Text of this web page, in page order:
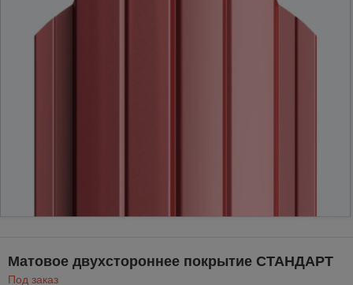
Матовое двухстороннее покрытие СТАНДАРТ
Под заказ